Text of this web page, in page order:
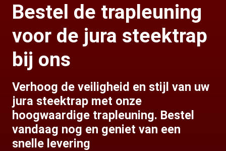
Bestel de trapleuning
voor de jura steektrap
bij ons
Verhoog de veiligheid en stijl van uw
jura steektrap met onze
hoogwaardige trapleuning. Bestel
vandaag nog en geniet van een
snelle levering